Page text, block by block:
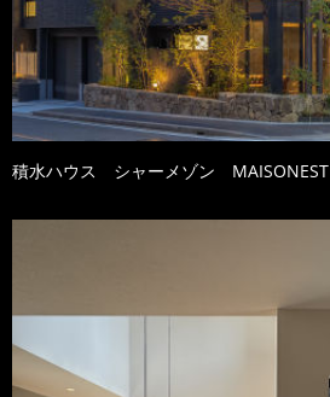
積水ハウス シャーメゾン MAISONEST